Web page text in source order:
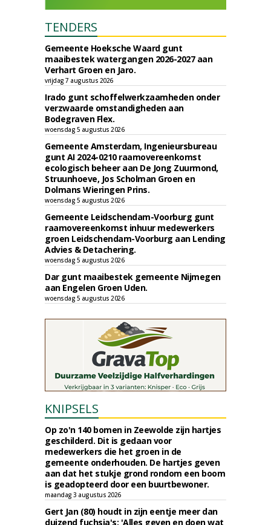
TENDERS
Gemeente Hoeksche Waard gunt
maaibestek watergangen 2026-2027 aan
Verhart Groen en Jaro.
vrijdag 7 augustus 2026
Irado gunt schoffelwerkzaamheden onder
verzwaarde omstandigheden aan
Bodegraven Flex.
woensdag 5 augustus 2026
Gemeente Amsterdam, Ingenieursbureau
gunt AI 2024-0210 raamovereenkomst
ecologisch beheer aan De Jong Zuurmond,
Struunhoeve, Jos Scholman Groen en
Dolmans Wieringen Prins.
woensdag 5 augustus 2026
Gemeente Leidschendam-Voorburg gunt
raamovereenkomst inhuur medewerkers
groen Leidschendam-Voorburg aan Lending
Advies & Detachering.
woensdag 5 augustus 2026
Dar gunt maaibestek gemeente Nijmegen
aan Engelen Groen Uden.
woensdag 5 augustus 2026
KNIPSELS
Op zo'n 140 bomen in Zeewolde zijn hartjes
geschilderd. Dit is gedaan voor
medewerkers die het groen in de
gemeente onderhouden. De hartjes geven
aan dat het stukje grond rondom een boom
is geadopteerd door een buurtbewoner.
maandag 3 augustus 2026
Gert Jan (80) houdt in zijn eentje meer dan
duizend fuchsia's: 'Alles geven en doen wat